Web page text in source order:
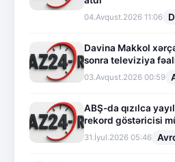
04.Avqust.2026 11:06
Davina Makkol
sonra televiziya
03.Avqust.2026 00:59
ABŞ-da qızılca
rekord göstəricisi
31.İyul.2026 05:46